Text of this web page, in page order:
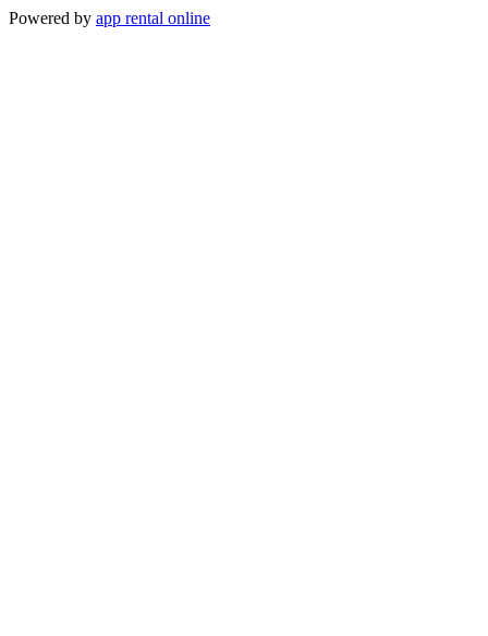
Powered by app rental online